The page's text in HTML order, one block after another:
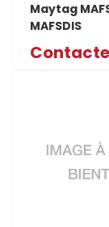
Maytag
MAFSDIS